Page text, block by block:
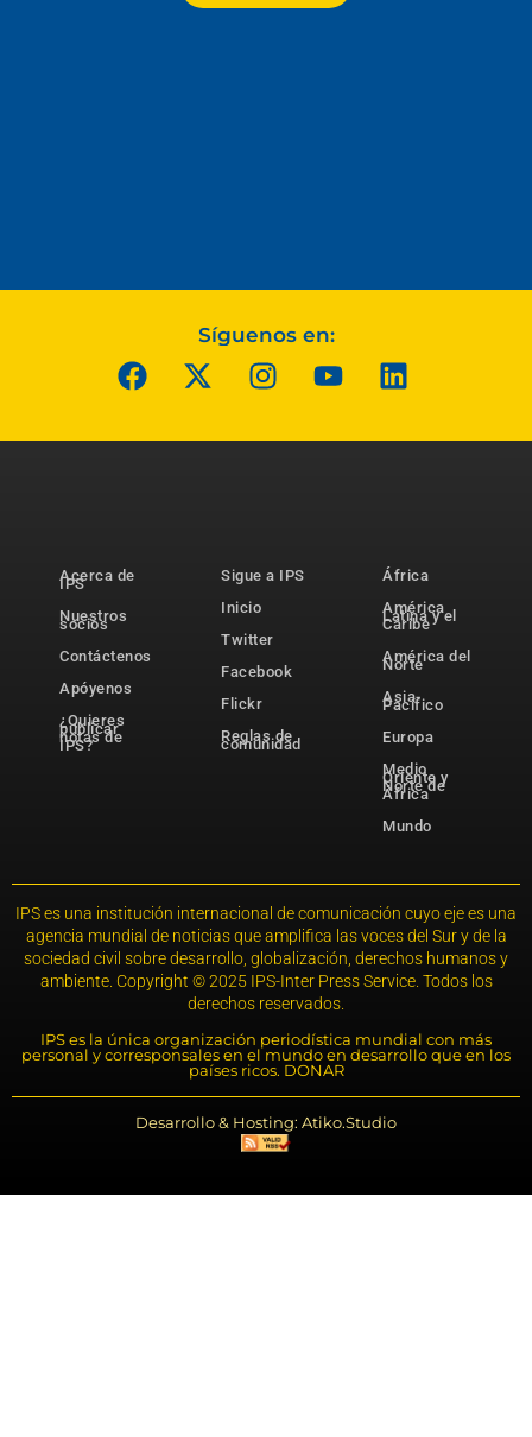
Síguenos en:
Acerca de
IPS
Nuestros
socios
Contáctenos
Apóyenos
¿Quieres
publicar
notas de
IPS?
Sigue a IPS
Inicio
Twitter
Facebook
Flickr
Reglas de
comunidad
África
América
Latina y el
Caribe
América del
Norte
Asia-
Pacífico
Europa
Medio
Oriente y
Norte de
África
Mundo
IPS es una institución internacional de comunicación cuyo eje es una
agencia mundial de noticias que amplifica las voces del Sur y de la
sociedad civil sobre desarrollo, globalización, derechos humanos y
ambiente. Copyright © 2025 IPS-Inter Press Service. Todos los
derechos reservados.
IPS es la única organización periodística mundial con más
personal y corresponsales en el mundo en desarrollo que en los
países ricos. DONAR
Desarrollo & Hosting: Atiko.Studio